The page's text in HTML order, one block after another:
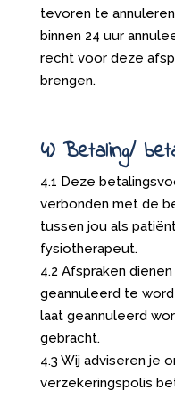
tevoren te
binnen 24 uur
recht voor deze
brengen.
4) Betaling/
4.1 Deze
verbonden met de
tussen jou als
fysiotherapeut.
4.2 Afspraken
geannuleerd te
laat geannuleerd
gebracht.
4.3 Wij adviseren je
verzekeringspolis